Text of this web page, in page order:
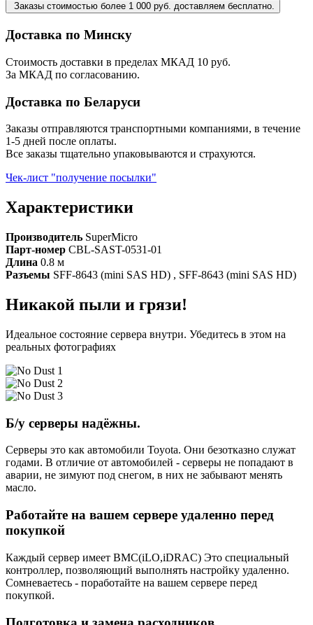
Заказы стоимостью более 1 000 руб. доставляем бесплатно.
Доставка по Минску
Стоимость доставки в пределах МКАД 10 руб.
За МКАД по согласованию.
Доставка по Беларуси
Заказы отправляются транспортными компаниями, в течение
1-5 дней после оплаты.
Все заказы тщательно упаковываются и страхуются.
Чек-лист "получение посылки"
Характеристики
Производитель SuperMicro
Парт-номер CBL-SAST-0531-01
Длина 0.8 м
Разъемы SFF-8643 (mini SAS HD) , SFF-8643 (mini SAS HD)
Никакой пыли и грязи!
Идеальное состояние сервера внутри. Убедитесь в этом на
реальных фотографиях
Б/у серверы надёжны.
Серверы это как автомобили Toyota. Они безотказно служат
годами. В отличие от автомобилей - серверы не попадают в
аварии, не зимуют под снегом, в них не забывают менять
масло.
Работайте на вашем сервере удаленно перед
покупкой
Каждый сервер имеет BMC(iLO,iDRAC) Это специальный
контроллер, позволяющий выполнять настройку удаленно.
Сомневаетесь - поработайте на вашем сервере перед
покупкой.